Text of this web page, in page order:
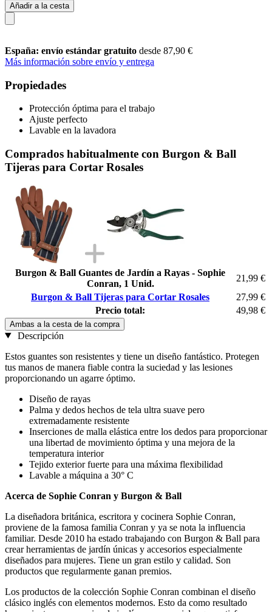
Añadir a la cesta
España: envío estándar gratuito desde 87,90 €
Más información sobre envío y entrega
Propiedades
Protección óptima para el trabajo
Ajuste perfecto
Lavable en la lavadora
Comprados habitualmente con Burgon & Ball
Tijeras para Cortar Rosales
Burgon & Ball Guantes de Jardín a Rayas - Sophie
Conran, 1 Unid.
21,99 €
Burgon & Ball Tijeras para Cortar Rosales
27,99 €
Precio total:
49,98 €
Ambas a la cesta de la compra
Descripción
Estos guantes son resistentes y tiene un diseño fantástico. Protegen
tus manos de manera fiable contra la suciedad y las lesiones
proporcionando un agarre óptimo.
Diseño de rayas
Palma y dedos hechos de tela ultra suave pero
extremadamente resistente
Inserciones de malla elástica entre los dedos para proporcionar
una libertad de movimiento óptima y una mejora de la
temperatura interior
Tejido exterior fuerte para una máxima flexibilidad
Lavable a máquina a 30° C
Acerca de Sophie Conran y Burgon & Ball
La diseñadora británica, escritora y cocinera Sophie Conran,
proviene de la famosa familia Conran y ya se nota la influencia
familiar. Desde 2010 ha estado trabajando con Burgon & Ball para
crear herramientas de jardín únicas y accesorios especialmente
diseñados para mujeres. Tiene un gran estilo y calidad. Son
productos que regularmente ganan premios.
Los productos de la colección Sophie Conran combinan el diseño
clásico inglés con elementos modernos. Esto da como resultado